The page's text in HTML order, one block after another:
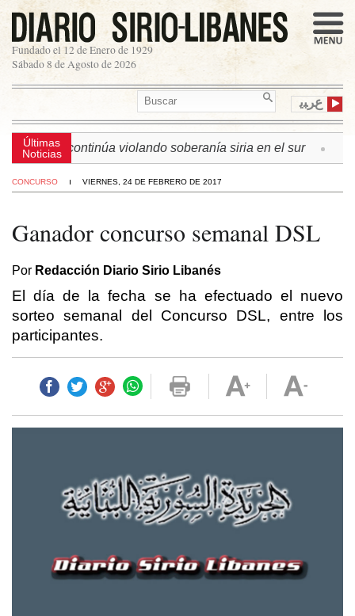
Fundado el 12 de Enero de 1929
Sábado 8 de Agosto de 2026
ﻉﺮﺒﻳ
Últimas
Noticias
israelí continúa violando soberanía siria en el sur
CONCURSO VIERNES, 24 DE FEBRERO DE 2017
Ganador concurso semanal DSL
Por Redacción Diario Sirio Libanés
El día de la fecha se ha efectuado el nuevo
sorteo semanal del Concurso DSL, entre los
participantes.